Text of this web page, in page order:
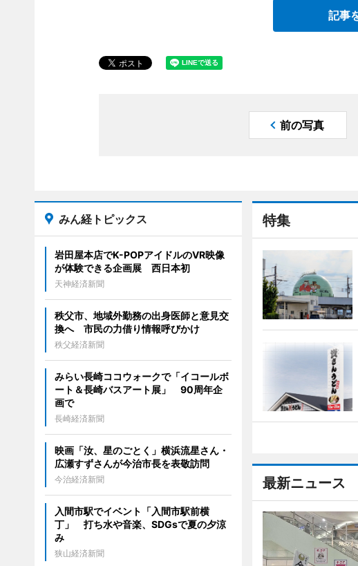
記事
前の写真
特集
最新ニュース
みん経トピックス
岩田屋本店でK-POPアイドルのVR映像
が体験できる企画展 西日本初
天神経済新聞
秩父市、地域外勤務の出身医師と意見交
換へ 市民の力借り情報呼びかけ
秩父経済新聞
みらい長崎ココウォークで「イコールボ
ート＆長崎バスアート展」 90周年企
画で
長崎経済新聞
映画「汝、星のごとく」横浜流星さん・
広瀬すずさんが今治市長を表敬訪問
今治経済新聞
入間市駅でイベント「入間市駅前横
丁」 打ち水や音楽、SDGsで夏の夕涼
み
狭山経済新聞